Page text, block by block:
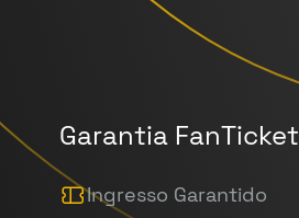
Garantia FanTicket
Ingresso Garantido